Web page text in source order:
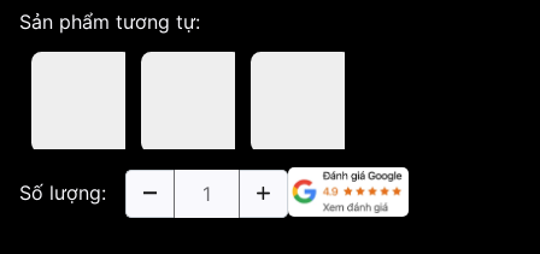
Sản phẩm tương tự:
Số lượng: